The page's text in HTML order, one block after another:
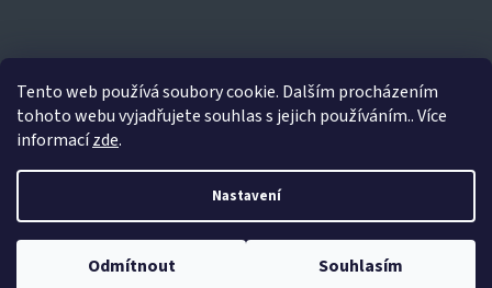
Tento web používá soubory cookie. Dalším procházením
tohoto webu vyjadřujete souhlas s jejich používáním.. Více
informacízde.
Nastavení
Odmítnout Souhlasím
p
Vytvořil Shoptet
Copyright 2026PROMINELI.CZ. Všechna práva vyhrazena.
Design šablony vytvořilShoptetak.cz